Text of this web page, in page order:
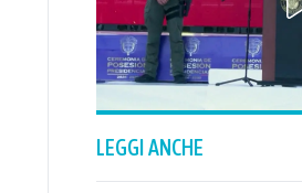
LEGGI ANCHE